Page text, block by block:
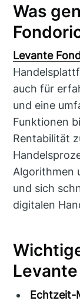
Was
Levante
auch für
und eine
Funktionen
Rentabilität
Algorithmen
und sich
digitalen
Echtzeit-